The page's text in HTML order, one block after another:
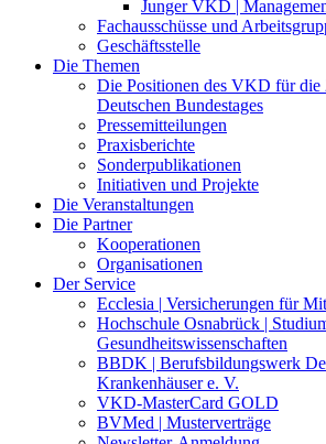
Junger VKD |
Fachausschüsse und
Geschäftsstelle
Die Themen
Die Positionen des VKD für die
Deutschen Bundestages
Pressemitteilungen
Praxisberichte
Sonderpublikationen
Initiativen und Projekte
Die Veranstaltungen
Die Partner
Kooperationen
Organisationen
Der Service
Ecclesia | Versicherungen für
Hochschule Osnabrück |
Gesundheitswissenschaften
BBDK | Berufsbildungswerk
Krankenhäuser e. V.
VKD-MasterCard GOLD
BVMed | Musterverträge